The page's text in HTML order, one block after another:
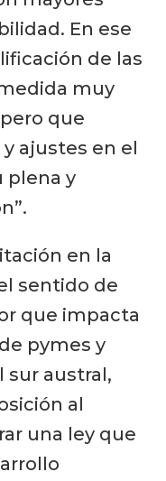
En ese
de las
muy
que
ajustes en el
plena y
en la
sentido de
que impacta
pymes y
sur austral,
al
una ley que